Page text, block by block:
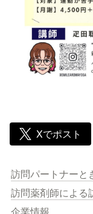
Xでポスト
訪問パートナーと
訪問薬剤師による